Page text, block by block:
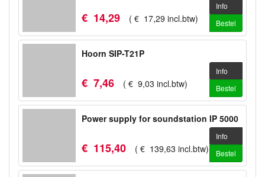
€ 14,29 ( € 17,29 incl.btw)
Info
Bestel
Hoorn SIP-T21P
€ 7,46 ( € 9,03 incl.btw)
Info
Bestel
Power supply for soundstation IP 5000
€ 115,40 ( € 139,63 incl.btw)
Info
Bestel